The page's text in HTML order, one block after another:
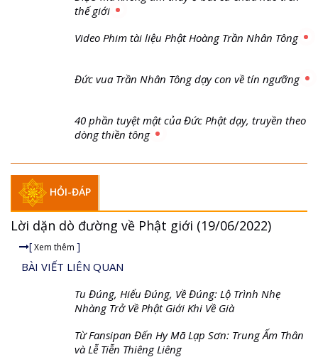
Giải đáp Thiền tông P17 - Tu Tịnh độ có giải thoát không? Con người...
Thiền tông Tân Diệu - Giải đáp P16 - Thần Thánh Tiên ăn gì? Đạo dạy...
Thái Tử Tất Đạt Đa xin vua cha đi tu | NDLC...
Giải Đáp Thiền Tông Đặc Biệt - P14 - Nguồn Gốc Âm Lịch Dương Lịch...
Chùa Thiền Tông Tân Diệu - Tự Hào Di Sản Việt Nam - VTV8 đưa tin
Lần Đầu Tiên Công Bố: Đức Phật Dạy 36 Vị Tổ | NDLC...
thế giới
Video Phim tài liệu Phật Hoàng Trần Nhân Tông
Đức vua Trần Nhân Tông dạy con về tín ngưỡng
40 phần tuyệt mật của Đức Phật dạy, truyền theo
dòng thiền tông
HỎI-ĐÁP
Lời dặn dò đường về Phật giới (19/06/2022)
[Xem thêm ]
BÀI VIẾT LIÊN QUAN
Tu Đúng, Hiểu Đúng, Về Đúng: Lộ Trình Nhẹ
Nhàng Trở Về Phật Giới Khi Về Già
Từ Fansipan Đến Hy Mã Lạp Sơn: Trung Ấm Thân
và Lễ Tiễn Thiêng Liêng